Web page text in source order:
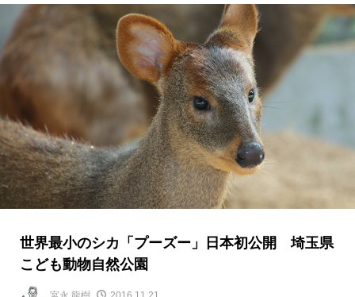
世界最小のシカ「プーズー」日本初公開 埼玉県
こども動物自然公園